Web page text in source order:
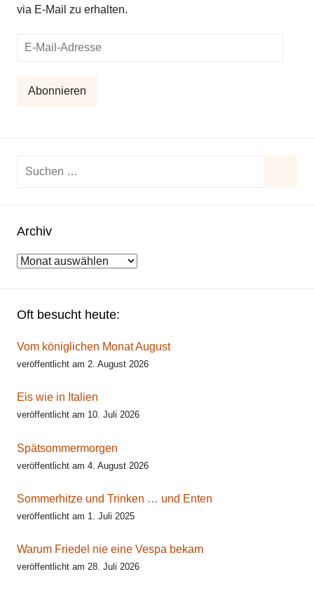
via E-Mail zu erhalten.
E-
Abonnieren
Suchen
Archiv
Archiv
Oft besucht heute:
Vom königlichen Monat August
veröffentlicht am 2. August 2026
Eis wie in Italien
veröffentlicht am 10. Juli 2026
Spätsommermorgen
veröffentlicht am 4. August 2026
Sommerhitze und Trinken … und Enten
veröffentlicht am 1. Juli 2025
Warum Friedel nie eine Vespa bekam
veröffentlicht am 28. Juli 2026